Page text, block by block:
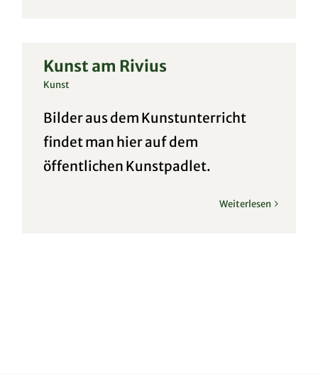
Kunst am Rivius
Kunst
Bilder aus dem Kunstunterricht
findet man hier auf dem
öffentlichen Kunstpadlet.
Weiterlesen